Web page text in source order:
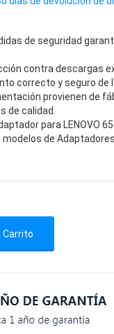
de seguridad
contra descargas
correcto y seguro de
provienen de
de calidad.
para LENOVO
de
Carrito